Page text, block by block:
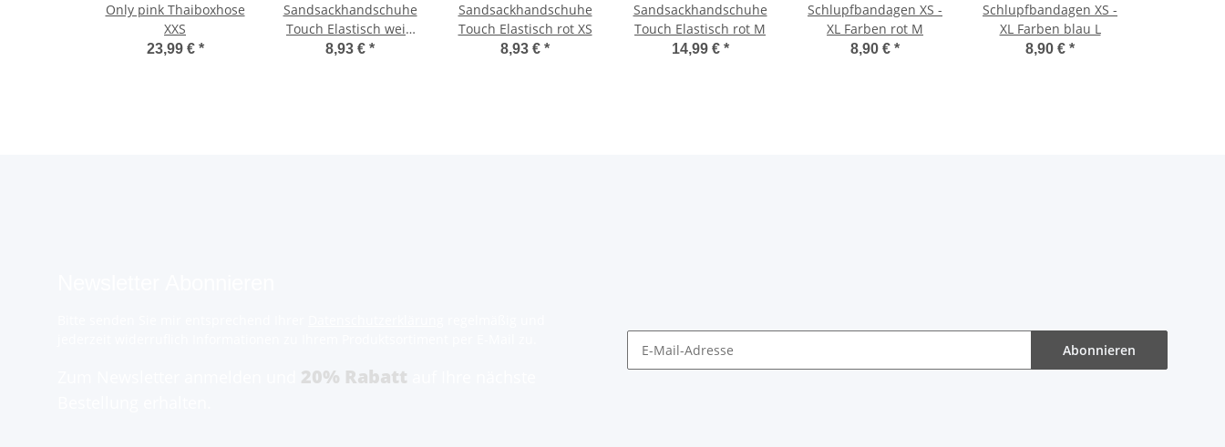
Only pink Thaiboxhose
XXS
23,99 € *
Sandsackhandschuhe
Touch Elastisch weiß
XXS
8,93 € *
Sandsackhandschuhe
Touch Elastisch rot XS
8,93 € *
Sandsackhandschuhe
Touch Elastisch rot M
14,99 € *
Schlupfbandagen XS -
XL Farben rot M
8,90 € *
Schlupfbandagen XS -
XL Farben blau L
8,90 € *
20% Rabatt
Abonnieren